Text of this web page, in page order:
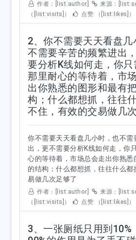
作者：[list:author] 来源：
（[list:visits]）
点赞:（[list:likes]）
2、你不需要天天看盘几
不需要辛苦的频繁进出
要分析K线如何走，你只
那里耐心的等待着，市
出你熟悉的图形和最有
构；什么都想抓，往往
不住，有效的交易做几
你不需要天天看盘几小时，也不需
出，更不需要分析K线如何走，你
心的等待着，市场总会走出你熟悉
的结构；什么都想抓，往往什么都
易做几次足够了
作者：[list:author] 来源：
（[list:visits]）
点赞:（[list:likes]）
3、一张厕纸只用到10%